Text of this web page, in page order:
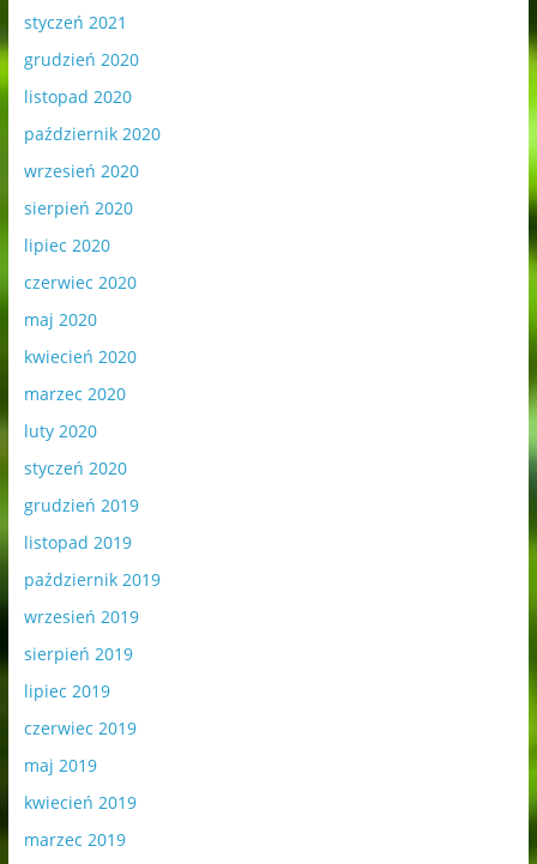
styczeń 2021
grudzień 2020
listopad 2020
październik 2020
wrzesień 2020
sierpień 2020
lipiec 2020
czerwiec 2020
maj 2020
kwiecień 2020
marzec 2020
luty 2020
styczeń 2020
grudzień 2019
listopad 2019
październik 2019
wrzesień 2019
sierpień 2019
lipiec 2019
czerwiec 2019
maj 2019
kwiecień 2019
marzec 2019